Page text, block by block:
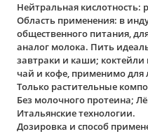
Нейтральная кислотность:
Область применения: в
общественного питания,
аналог молока. Пить
завтраки и каши;
чай и кофе, применимо для
Только растительные
Без молочного протеина;
Итальянские технологии.
Дозировка и способ